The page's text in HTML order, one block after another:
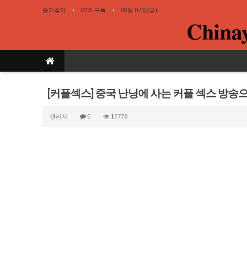
즐겨찾기 RSS 구독 08월 07일(금)
[커플섹스] 중국 난닝에 사는 커플 섹스 방송
관리자 0 15776